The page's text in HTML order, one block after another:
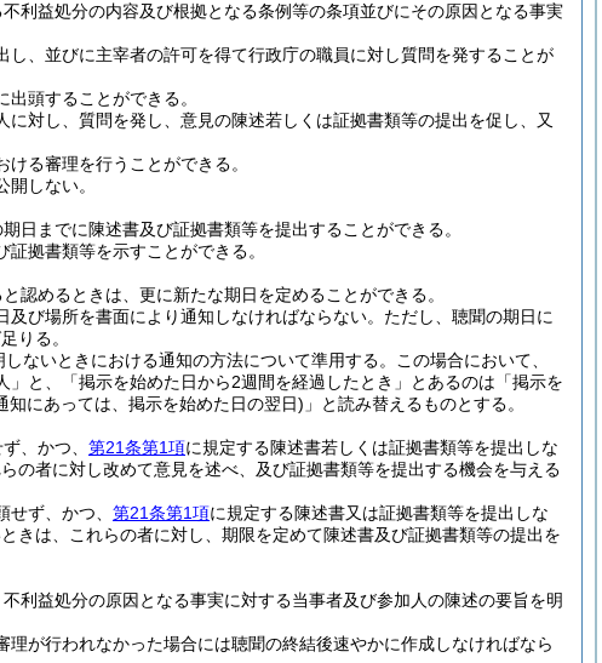
利益処分の内容及び根拠となる条例等の条項並びにその原因となる事実
、並びに主宰者の許可を得て行政庁の職員に対し質問を発することが
頭することができる。
対し、質問を発し、意見の陳述若しくは証拠書類等の提出を促し、又
る審理を行うことができる。
しない。
日までに陳述書及び証拠書類等を提出することができる。
証拠書類等を示すことができる。
認めるときは、更に新たな期日を定めることができる。
び場所を書面により通知しなければならない。 ただし、聴聞の期日に
りる。
ないときにおける通知の方法について準用する。
この場合において、
と、「掲示を始めた日から2週間を経過したとき」とあるのは「掲示を
にあっては、掲示を始めた日の翌日) 」と読み替えるものとする。
、かつ、 第21条第1項に規定する陳述書若しくは証拠書類等を提出しな
の者に対し改めて意見を述べ、及び証拠書類等を提出する機会を与える
ず、かつ、 第21条第1項に規定する陳述書又は証拠書類等を提出しな
きは、これらの者に対し、期限を定めて陳述書及び証拠書類等の提出を
利益処分の原因となる事実に対する当事者及び参加人の陳述の要旨を明
が行われなかった場合には聴聞の終結後速やかに作成しなければなら